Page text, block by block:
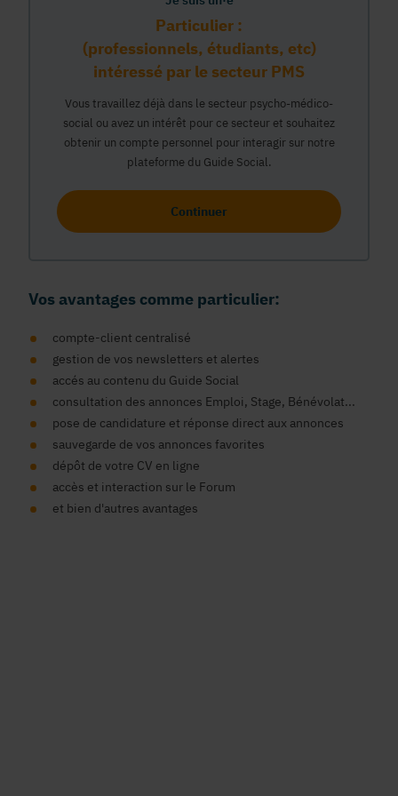
Particulier :
(professionnels, étudiants, etc)
intéressé par le secteur PMS
Vous travaillez déjà dans le secteur psycho-médico-
social ou avez un intérêt pour ce secteur et souhaitez
obtenir un compte personnel pour interagir sur notre
plateforme du Guide Social.
Continuer
Vos avantages comme particulier:
compte-client centralisé
gestion de vos newsletters et alertes
accés au contenu du Guide Social
consultation des annonces Emploi, Stage, Bénévolat...
pose de candidature et réponse direct aux annonces
sauvegarde de vos annonces favorites
dépôt de votre CV en ligne
accès et interaction sur le Forum
et bien d'autres avantages